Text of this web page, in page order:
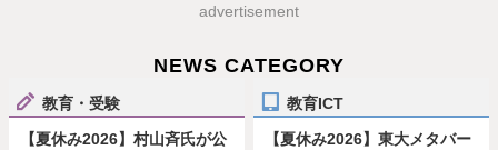
advertisement
NEWS CATEGORY
教育・受験
【夏休み2026】村山斉氏が公
教育ICT
【夏休み2026】東大メタバー